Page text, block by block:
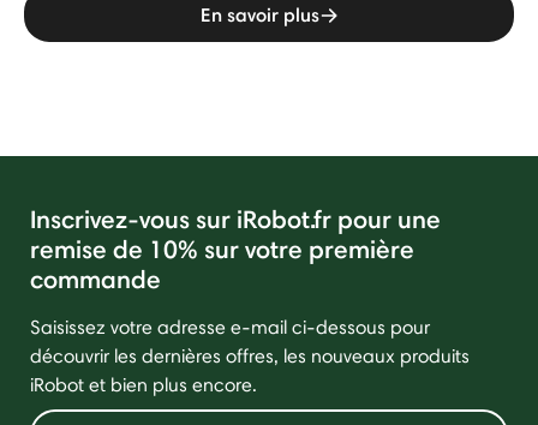
En savoir plus
Inscrivez-vous sur iRobot.fr pour une
remise de 10% sur votre première
commande
Saisissez votre adresse e-mail ci-dessous pour
découvrir les dernières offres, les nouveaux produits
iRobot et bien plus encore.